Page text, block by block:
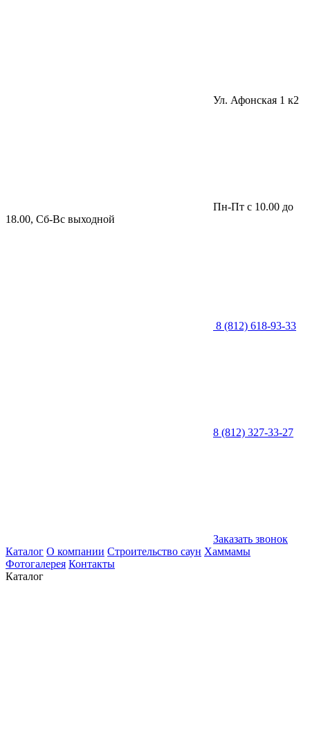
Ул. Афонская 1 к2
Пн-Пт с 10.00 до
18.00, Сб-Вс выходной
8 (812) 618-93-33
8 (812) 327-33-27
Заказать звонок
Каталог О компании Строительство саун Хаммамы
Фотогалерея Контакты
Каталог